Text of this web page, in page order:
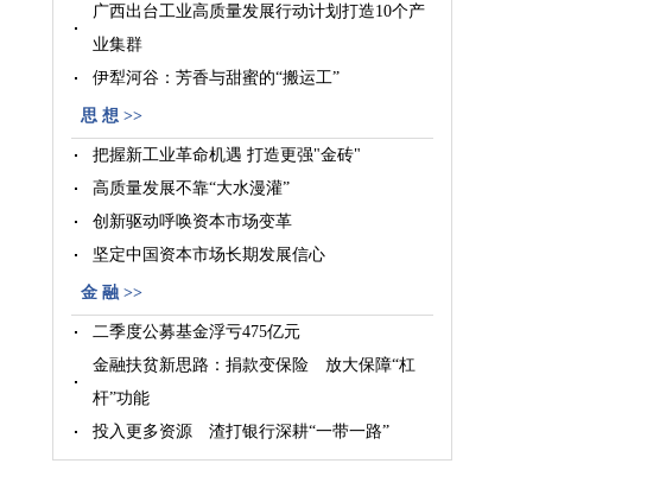
广西出台工业高质量发展行动计划打造10个产
业集群
伊犁河谷：芳香与甜蜜的“搬运工”
晋江：新型城镇化的探索与实践
思 想 >>
把握新工业革命机遇 打造更强"金砖"
高质量发展不靠“大水漫灌”
创新驱动呼唤资本市场变革
坚定中国资本市场长期发展信心
金 融 >>
二季度公募基金浮亏475亿元
金融扶贫新思路：捐款变保险 放大保障“杠
杆”功能
投入更多资源 渣打银行深耕“一带一路”
“债牛”戛然而止 “牛平”趋于“熊陡”